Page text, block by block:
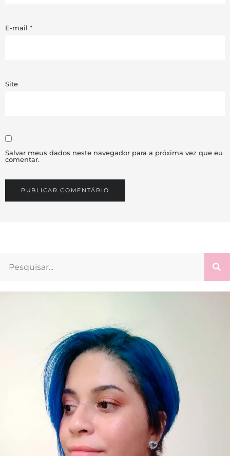
E-mail *
Site
Salvar meus dados neste navegador para a próxima vez que eu
comentar.